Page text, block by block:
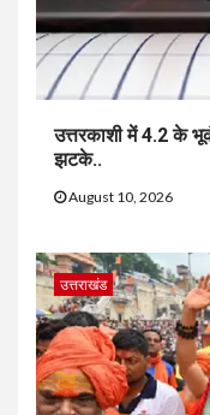
उत्तरकाशी में 4.2 के
झटके..
August 10, 2026
उत्तराखंड